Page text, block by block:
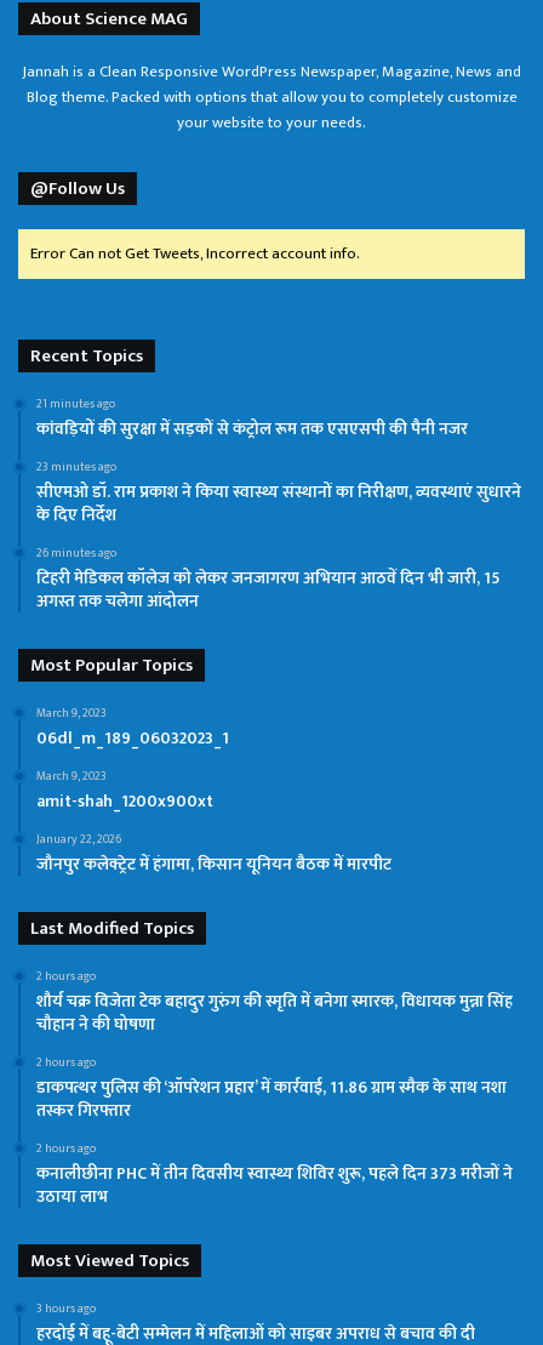
About Science MAG
Jannah is a Clean Responsive WordPress Newspaper, Magazine, News and
Blog theme. Packed with options that allow you to completely customize
your website to your needs.
@Follow Us
Error Can not Get Tweets, Incorrect account info.
Recent Topics
21 minutes ago
कांवड़ियों की सुरक्षा में सड़कों से कंट्रोल रूम तक एसएसपी की पैनी नजर
23 minutes ago
सीएमओ डॉ. राम प्रकाश ने किया स्वास्थ्य संस्थानों का निरीक्षण, व्यवस्थाएं सुधारने
के दिए निर्देश
26 minutes ago
टिहरी मेडिकल कॉलेज को लेकर जनजागरण अभियान आठवें दिन भी जारी, 15
अगस्त तक चलेगा आंदोलन
Most Popular Topics
March 9, 2023
06dl_m_189_06032023_1
March 9, 2023
amit-shah_1200x900xt
January 22, 2026
जौनपुर कलेक्ट्रेट में हंगामा, किसान यूनियन बैठक में मारपीट
Last Modified Topics
2 hours ago
शौर्य चक्र विजेता टेक बहादुर गुरुंग की स्मृति में बनेगा स्मारक, विधायक मुन्ना सिंह
चौहान ने की घोषणा
2 hours ago
डाकपत्थर पुलिस की ‘ऑपरेशन प्रहार’ में कार्रवाई, 11.86 ग्राम स्मैक के साथ नशा
तस्कर गिरफ्तार
2 hours ago
कनालीछीना PHC में तीन दिवसीय स्वास्थ्य शिविर शुरू, पहले दिन 373 मरीजों ने
उठाया लाभ
Most Viewed Topics
3 hours ago
हरदोई में बहू-बेटी सम्मेलन में महिलाओं को साइबर अपराध से बचाव की दी